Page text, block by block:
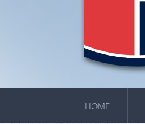
HOME